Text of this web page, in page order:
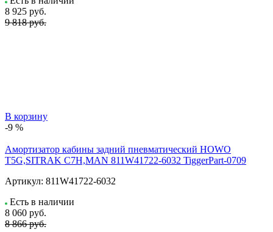
8 925 руб.
9 818 руб.
В корзину
-9 %
Амортизатор кабины задний пневматический HOWO
T5G,SITRAK C7H,MAN 811W41722-6032 TiggerPart-0709
Артикул: 811W41722-6032
Есть в наличии
8 060 руб.
8 866 руб.